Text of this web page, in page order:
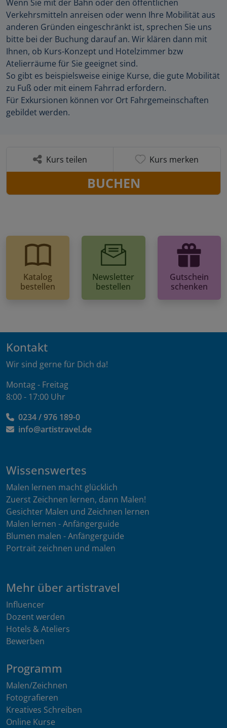
Wenn Sie mit der Bahn oder den öffentlichen
Verkehrsmitteln anreisen oder wenn Ihre Mobilität aus
anderen Gründen eingeschränkt ist, sprechen Sie uns
bitte bei der Buchung darauf an. Wir klären dann mit
Ihnen, ob Kurs-Konzept und Hotelzimmer bzw
Atelierräume für Sie geeignet sind.
So gibt es beispielsweise einige Kurse, die gute Mobilität
zu Fuß oder mit einem Fahrrad erfordern.
Für Exkursionen können vor Ort Fahrgemeinschaften
gebildet werden.
Kurs teilen Kurs merken
BUCHEN
Katalog
bestellen
Newsletter
bestellen
Gutschein
schenken
Kontakt
Wir sind gerne für Dich da!
Montag - Freitag
8:00 - 17:00 Uhr
0234 / 976 189-0
info@artistravel.de
Wissenswertes
Malen lernen macht glücklich
Zuerst Zeichnen lernen, dann Malen!
Gesichter Malen und Zeichnen lernen
Malen lernen - Anfängerguide
Blumen malen - Anfängerguide
Portrait zeichnen und malen
Mehr über artistravel
Influencer
Dozent werden
Hotels & Ateliers
Bewerben
Programm
Malen/Zeichnen
Fotografieren
Kreatives Schreiben
Online Kurse